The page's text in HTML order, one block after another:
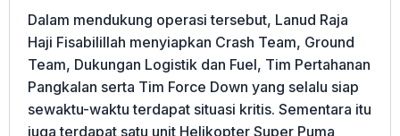
Dalam mendukung operasi tersebut, Lanud Raja
Haji Fisabilillah menyiapkan Crash Team, Ground
Team, Dukungan Logistik dan Fuel, Tim Pertahanan
Pangkalan serta Tim Force Down yang selalu siap
sewaktu-waktu terdapat situasi kritis. Sementara itu
juga terdapat satu unit Helikopter Super Puma